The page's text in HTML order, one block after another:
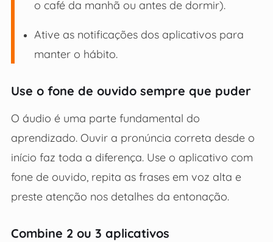
o café da manhã ou antes de dormir).
Ative as notificações dos aplicativos para
manter o hábito.
Use o fone de ouvido sempre que puder
O áudio é uma parte fundamental do
aprendizado. Ouvir a pronúncia correta desde o
início faz toda a diferença. Use o aplicativo com
fone de ouvido, repita as frases em voz alta e
preste atenção nos detalhes da entonação.
Combine 2 ou 3 aplicativos